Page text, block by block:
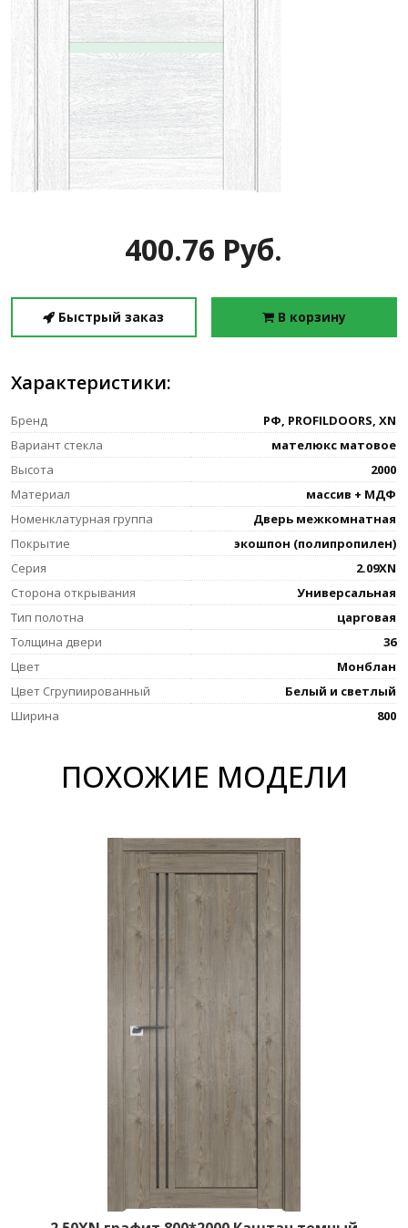
400.76 Руб.
Быстрый заказ В корзину
Характеристики:
Бренд
РФ, PROFILDOORS, XN
Вариант стекла
мателюкс матовое
Высота
2000
Материал
массив + МДФ
Номенклатурная группа
Дверь межкомнатная
Покрытие
экошпон (полипропилен)
Серия
2.09XN
Сторона открывания
Универсальная
Тип полотна
царговая
Толщина двери
36
Цвет
Монблан
Цвет Сгрупиированный
Белый и светлый
Ширина
800
ПОХОЖИЕ МОДЕЛИ